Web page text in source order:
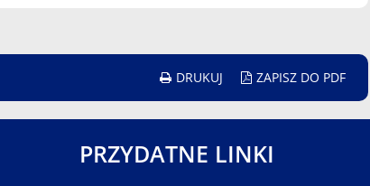
DRUKUJ ZAPISZ DO PDF
PRZYDATNE LINKI